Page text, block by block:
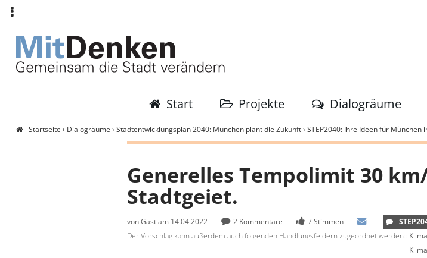
Archiv:
München
Mitdenken
Header
Menü
Start Projekte Dialogräume
SieStartseite › Dialogräume › Stadtentwicklungsplan 2040: München plant die Zukunft› STEP2040: Ihre Ideen für München
Generelles Tempolimit 30
Stadtgeiet.
vonGastam 14.04.2022 2 Kommentare 7 Stimmen
E-
Der Vorschlag kann außerdem auch folgenden Handlungsfeldern zugeordnet werden::